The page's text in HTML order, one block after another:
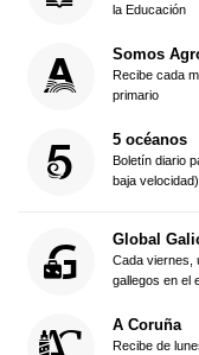
la Educación
Somos
Recibe cada
primario
5 océanos
Boletín diario
baja velocidad)
Global
Cada viernes,
gallegos en el
A Coruña
Recibe de